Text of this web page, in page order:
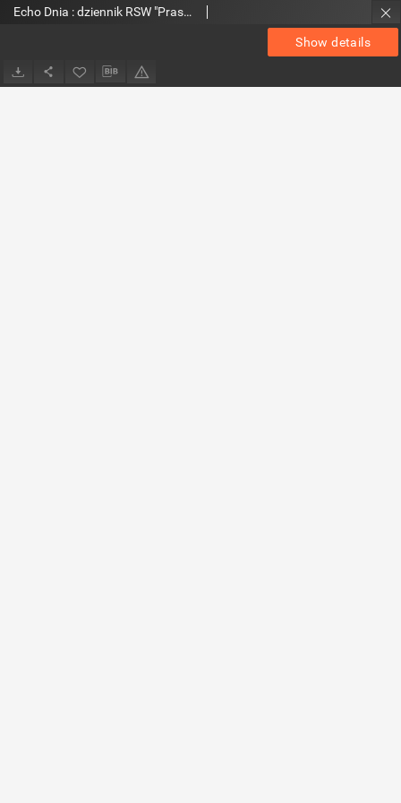
Show details
Echo Dnia : dziennik RSW "Prasa-Książka-Ruch" 1986 R.16, nr 146